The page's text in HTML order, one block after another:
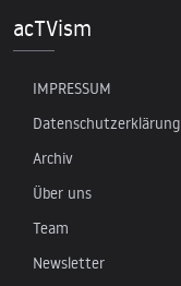
acTVism
IMPRESSUM
Datenschutzerklärung
Archiv
Über uns
Team
Newsletter